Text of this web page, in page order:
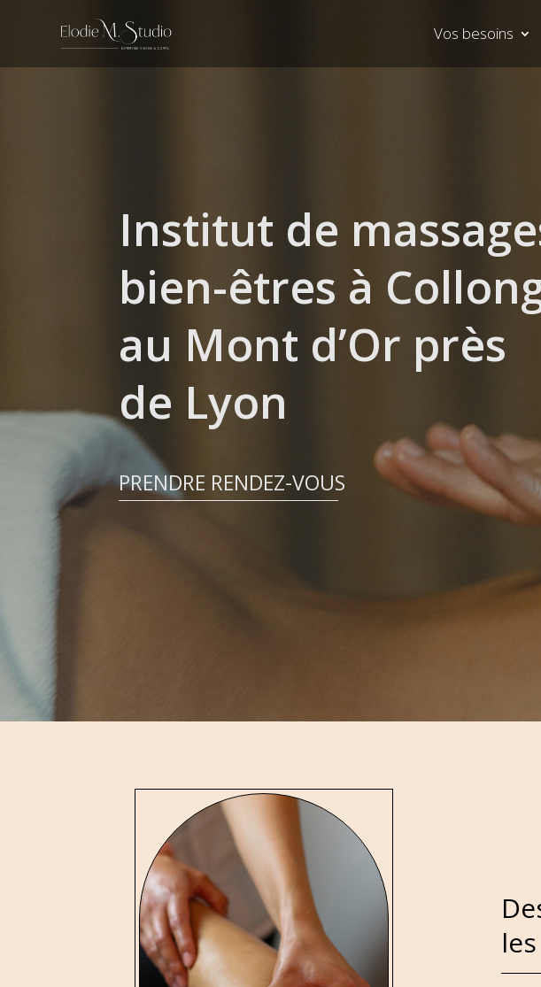
Vos besoins
Institut de
bien-êtres à
au Mont d’Or près
de Lyon
PRENDRE RENDEZ-VOUS